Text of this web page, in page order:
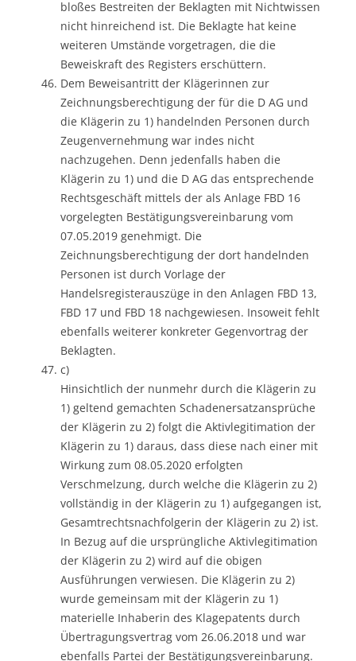
bloßes Bestreiten der Beklagten mit Nichtwissen
nicht hinreichend ist. Die Beklagte hat keine
weiteren Umstände vorgetragen, die die
Beweiskraft des Registers erschüttern.
Dem Beweisantritt der Klägerinnen zur
Zeichnungsberechtigung der für die D AG und
die Klägerin zu 1) handelnden Personen durch
Zeugenvernehmung war indes nicht
nachzugehen. Denn jedenfalls haben die
Klägerin zu 1) und die D AG das entsprechende
Rechtsgeschäft mittels der als Anlage FBD 16
vorgelegten Bestätigungsvereinbarung vom
07.05.2019 genehmigt. Die
Zeichnungsberechtigung der dort handelnden
Personen ist durch Vorlage der
Handelsregisterauszüge in den Anlagen FBD 13,
FBD 17 und FBD 18 nachgewiesen. Insoweit fehlt
ebenfalls weiterer konkreter Gegenvortrag der
Beklagten.
c)
Hinsichtlich der nunmehr durch die Klägerin zu
1) geltend gemachten Schadenersatzansprüche
der Klägerin zu 2) folgt die Aktivlegitimation der
Klägerin zu 1) daraus, dass diese nach einer mit
Wirkung zum 08.05.2020 erfolgten
Verschmelzung, durch welche die Klägerin zu 2)
vollständig in der Klägerin zu 1) aufgegangen ist,
Gesamtrechtsnachfolgerin der Klägerin zu 2) ist.
In Bezug auf die ursprüngliche Aktivlegitimation
der Klägerin zu 2) wird auf die obigen
Ausführungen verwiesen. Die Klägerin zu 2)
wurde gemeinsam mit der Klägerin zu 1)
materielle Inhaberin des Klagepatents durch
Übertragungsvertrag vom 26.06.2018 und war
ebenfalls Partei der Bestätigungsvereinbarung.